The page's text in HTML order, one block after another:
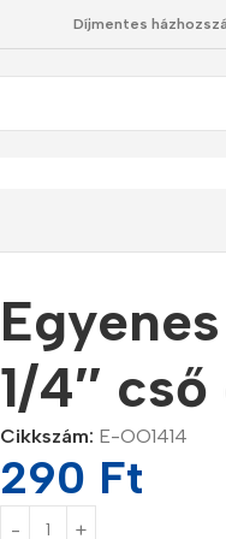
Díjmentes
1/4″
Cikkszám: E-OO1414
290 Ft